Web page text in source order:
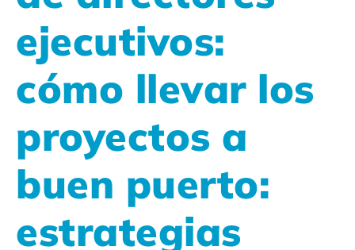
ejecutivos:
cómo llevar los
proyectos a
buen puerto:
estrategias